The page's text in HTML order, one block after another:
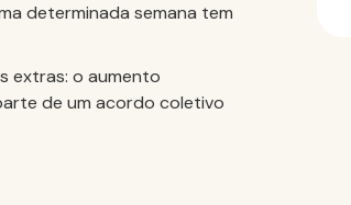
determinada semana tem
extras: o aumento
de um acordo coletivo